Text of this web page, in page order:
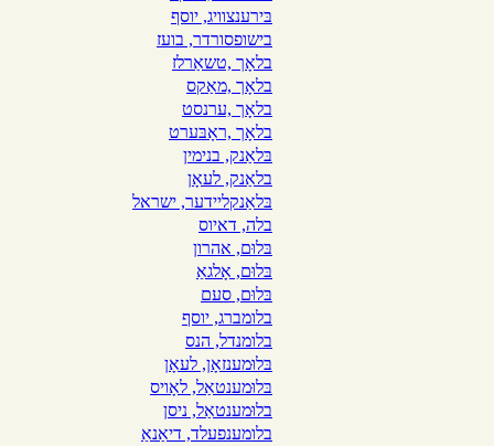
בּירענצוויג, יוסף
בישופסורדר, בועז
בלאָך ,טשאַרלז
בלאָך ,מאַקס
בלאָך ,ערנסט
בלאָך ,ראָבּערט
בּלאַנק, בנימין
בלאַנק, לעאָן
בּלאַנקליידער, ישראל
בלה, דאיוס
בּלוּם, אהרון
בּלוּם, אָלגאַ
בּלוּם, סעם
בלומברג, יוסף
בלומנדל, הנס
בּלוּמענזאָן, לעאָן
בּלוּמענטאַל, לאָויס
בלוּמענטאַל, ניסן
בלומענפעלד, דיאַנאַ